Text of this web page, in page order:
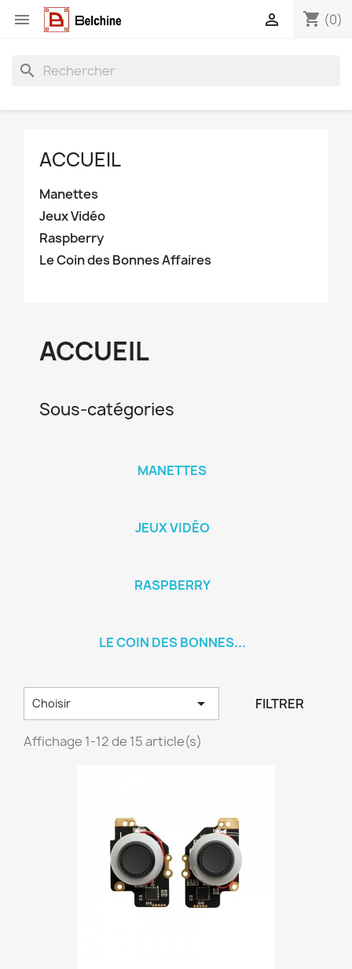
 shopping_cart (0)

search
ACCUEIL
Manettes
Jeux Vidéo
Raspberry
Le Coin des Bonnes Affaires
ACCUEIL
Sous-catégories
MANETTES
JEUX VIDÉO
RASPBERRY
LE COIN DES BONNES...
Choisir  FILTRER
Affichage 1-12 de 15 article(s)